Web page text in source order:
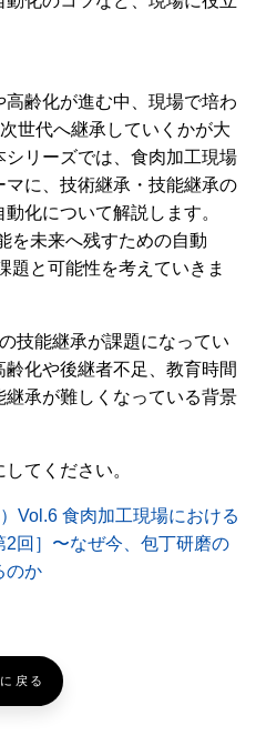
齢化が進む中、現場で培わ
世代へ継承していくかが大
リーズでは、食肉加工現場
に、技術継承・技能継承の
化について解説します。
を未来へ残すための自動
題と可能性を考えていきま
技能継承が課題になってい
化や後継者不足、教育時間
承が難しくなっている背景
てください。
Vol.6 食肉加工現場における
回］〜なぜ今、包丁研磨の
のか
戻る